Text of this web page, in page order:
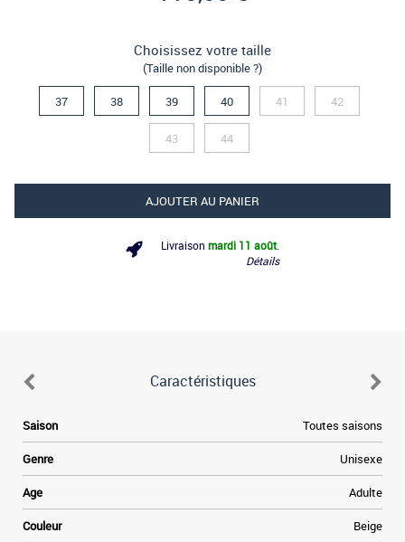
Choisissez votre taille
(Taille non disponible ?)
37 38 39 40 41 42
43 44
AJOUTER AU PANIER
Livraison mardi 11 août
Détails
Caractéristiques
Saison Toutes saisons
Genre Unisexe
Age Adulte
Couleur Beige